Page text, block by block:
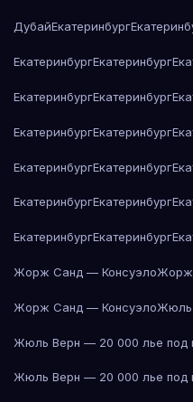
ДубайЕкатеринбург
ЕкатеринбургЕкатеринбург
ЕкатеринбургЕкатеринбург
ЕкатеринбургЕкатеринбург
ЕкатеринбургЕкатеринбург
ЕкатеринбургЕкатеринбург
ЕкатеринбургЕкатеринбург
Жорж Санд — КонсуэлоЖорж
Жорж Санд — КонсуэлоЖюль
Жюль Верн — 20 000 лье под
Жюль Верн — 20 000 лье под